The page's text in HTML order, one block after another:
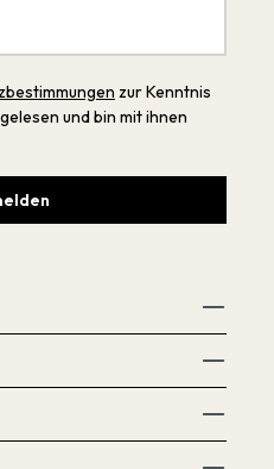
zur Kenntnis
gelesen und bin mit ihnen